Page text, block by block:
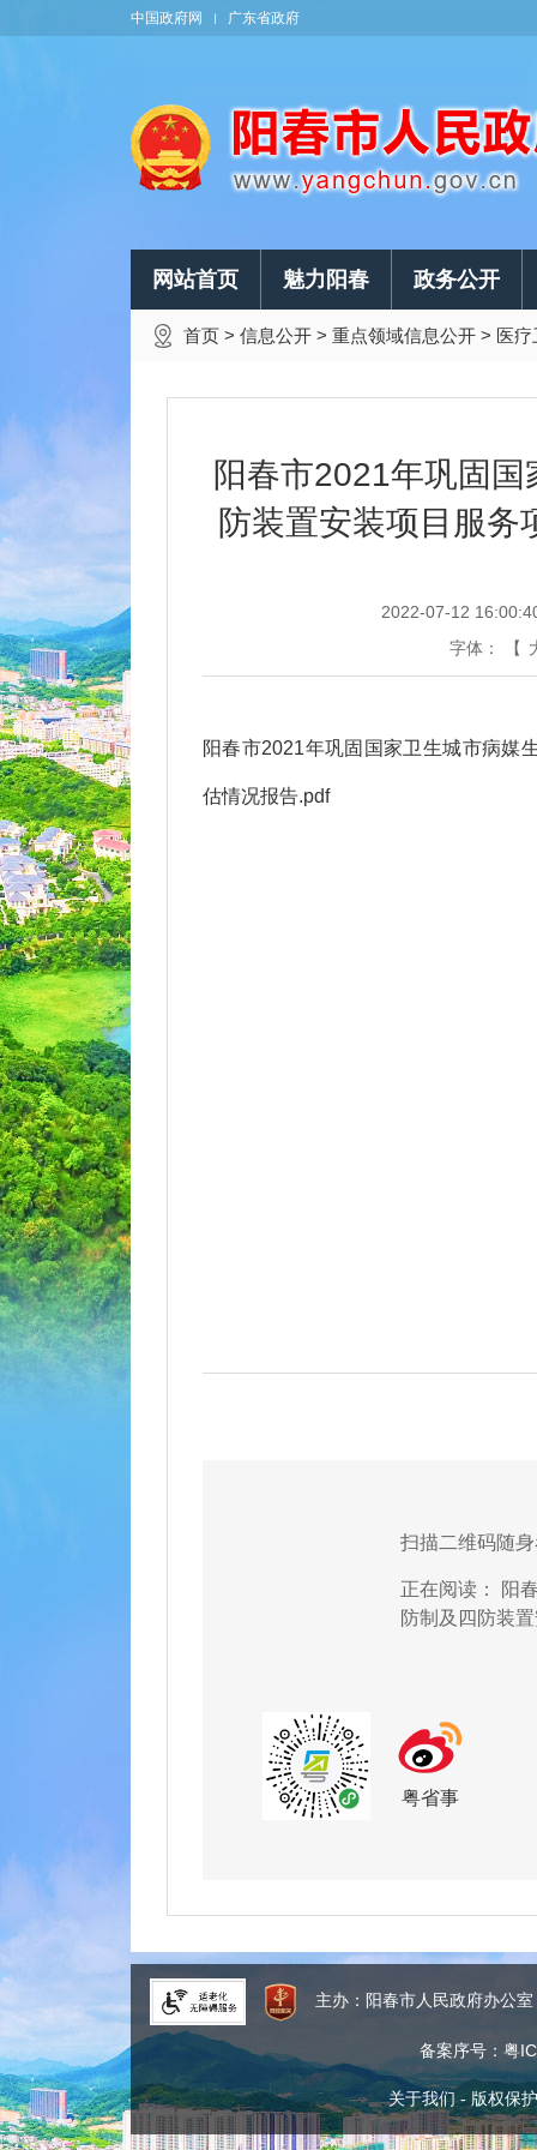
中国政府网 广东省政府
网站首页 魅力阳春 政务公开
首页 > 信息公开 > 重点领域信息公开 > 医疗
阳春市2021年巩固
防装置安装项目服务
2022-07-12
字体：
【
阳春市2021年巩固国家卫生城市病媒
估情况报告.pdf
扫描二维码随
正在阅读：
阳
防制及四防装
粤省事
主办：阳春市人民政府办公室
备案序号：粤
关于我们 - 版权保护